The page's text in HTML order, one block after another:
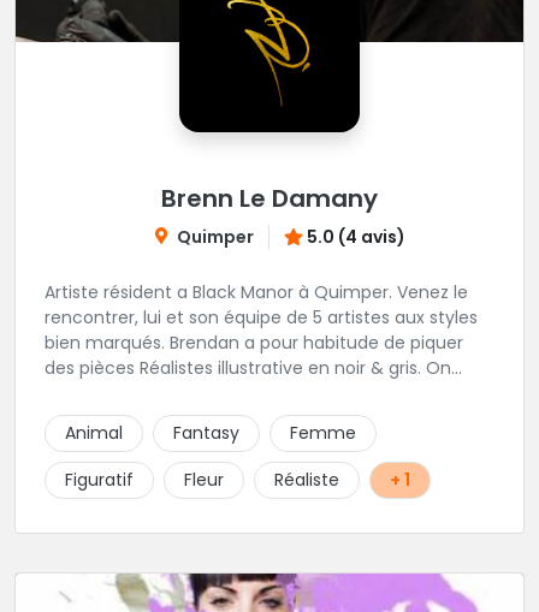
Brenn Le Damany
Quimper 5.0 (4 avis)
Artiste résident a Black Manor à Quimper. Venez le
rencontrer, lui et son équipe de 5 artistes aux styles
bien marqués. Brendan a pour habitude de piquer
des pièces Réalistes illustrative en noir & gris. On
de votre projet avec lui.
Animal Fantasy
Femme
Figuratif
Fleur Réaliste + 1